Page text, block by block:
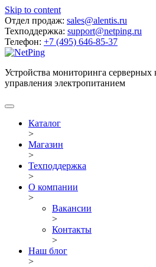
Skip to content
Отдел продаж: sales@alentis.ru
Техподдержка: support@netping.ru
Телефон: +7 (495) 646-85-37
Устройства мониторинга серверных
управления электропитанием
Каталог
>
Магазин
>
Техподдержка
>
О компании
>
Вакансии
>
Контакты
>
Наш блог
>